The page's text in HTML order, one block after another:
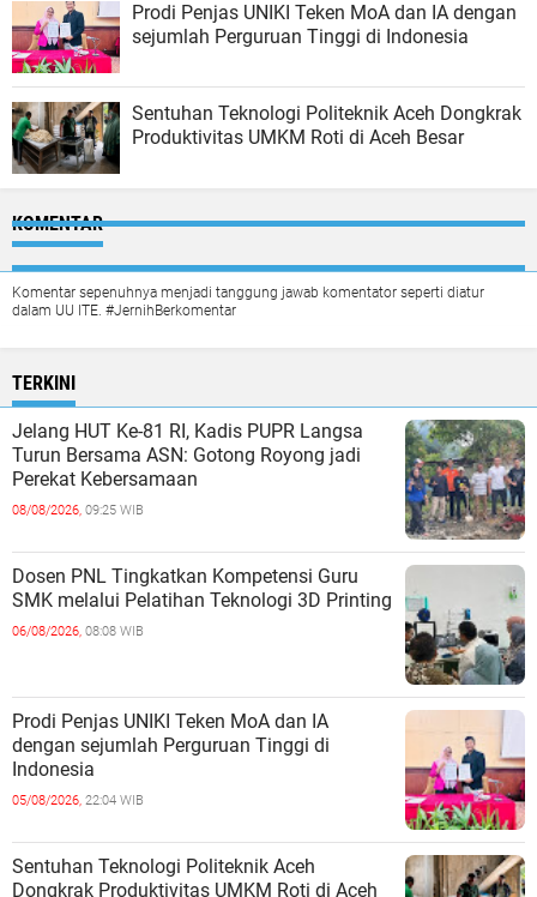
Prodi Penjas UNIKI Teken MoA dan IA dengan
sejumlah Perguruan Tinggi di Indonesia
Sentuhan Teknologi Politeknik Aceh Dongkrak
Produktivitas UMKM Roti di Aceh Besar
KOMENTAR
Komentar sepenuhnya menjadi tanggung jawab komentator seperti diatur
dalam UU ITE. #JernihBerkomentar
TERKINI
Jelang HUT Ke-81 RI, Kadis PUPR Langsa
Turun Bersama ASN: Gotong Royong jadi
Perekat Kebersamaan
08/08/2026, 09:25 WIB
Dosen PNL Tingkatkan Kompetensi Guru
SMK melalui Pelatihan Teknologi 3D Printing
06/08/2026, 08:08 WIB
Prodi Penjas UNIKI Teken MoA dan IA
dengan sejumlah Perguruan Tinggi di
Indonesia
05/08/2026, 22:04 WIB
Sentuhan Teknologi Politeknik Aceh
Dongkrak Produktivitas UMKM Roti di Aceh